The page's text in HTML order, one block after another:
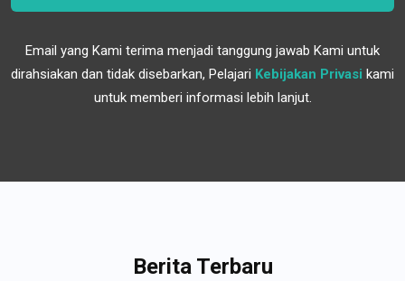
Email yang Kami terima menjadi tanggung jawab Kami untuk
dirahsiakan dan tidak disebarkan, Pelajari Kebijakan Privasi kami
untuk memberi informasi lebih lanjut.
Berita Terbaru